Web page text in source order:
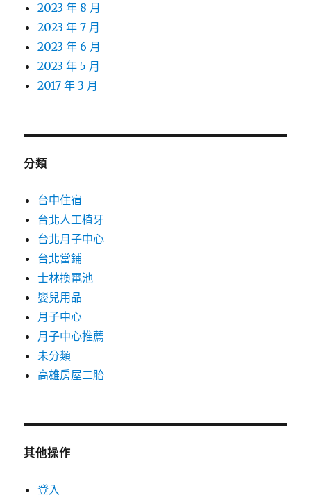
2023 年 8 月
2023 年 7 月
2023 年 6 月
2023 年 5 月
2017 年 3 月
分類
台中住宿
台北人工植牙
台北月子中心
台北當鋪
士林換電池
嬰兒用品
月子中心
月子中心推薦
未分類
高雄房屋二胎
其他操作
登入